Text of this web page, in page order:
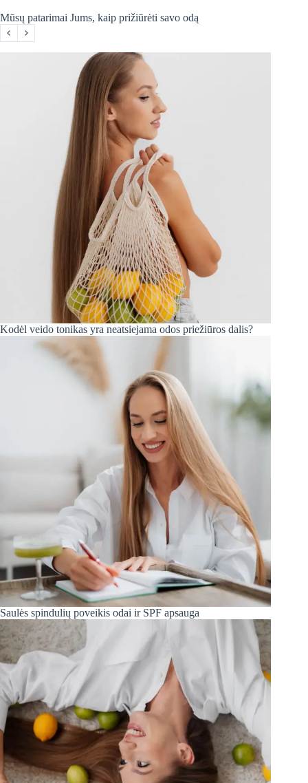
Mūsų patarimai Jums, kaip prižiūrėti savo odą
Kodėl veido tonikas yra neatsiejama odos priežiūros dalis?
Saulės spindulių poveikis odai ir SPF apsauga